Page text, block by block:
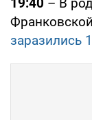
заразились